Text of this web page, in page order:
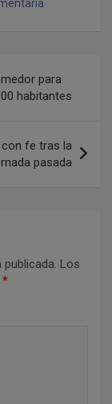
para
habitantes
con fe tras la
pasada
Los
*